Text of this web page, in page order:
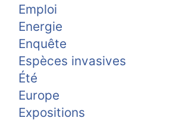
Emploi
Energie
Enquête
Espèces invasives
Été
Europe
Expositions